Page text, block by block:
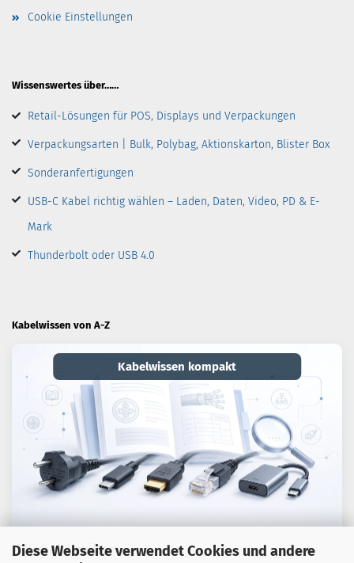
Diese Webseite verwendet Cookies und andere
Cookie Einstellungen
Wissenswertes über……
Retail-Lösungen für POS, Displays und Verpackungen
Verpackungsarten | Bulk, Polybag, Aktionskarton, Blister Box
Sonderanfertigungen
USB-C Kabel richtig wählen – Laden, Daten, Video, PD & E-
Mark
Thunderbolt oder USB 4.0
Kabelwissen von A-Z
Kabelwissen kompakt
Kabel-Lexikon